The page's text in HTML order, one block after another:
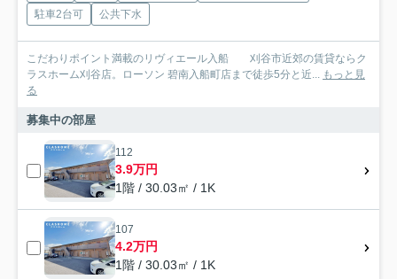
駐車2台可
公共下水
こだわりポイント満載のリヴィエール入船 刈谷市近郊の賃貸ならク
ラスホーム刈谷店。ローソン 碧南入船町店まで徒歩5分と近... もっと見
る
募集中の部屋
112
3.9万円
1階 / 30.03㎡ / 1K
107
4.2万円
1階 / 30.03㎡ / 1K